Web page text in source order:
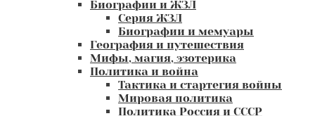
Биографии и ЖЗЛ
Серия ЖЗЛ
Биографии и мемуары
География и путешествия
Мифы, магия, эзотерика
Политика и война
Тактика и стартегия войны
Мировая политика
Политика Россия и СССР